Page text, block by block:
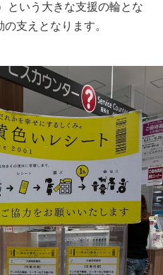
という大きな支援の輪とな
支えとなります。